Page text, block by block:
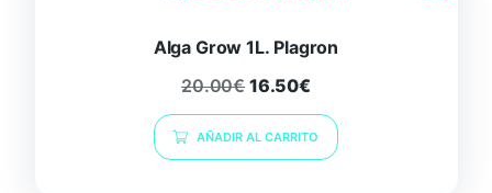
Alga Grow 1L. Plagron
20.00€ 16.50€
AÑADIR AL CARRITO